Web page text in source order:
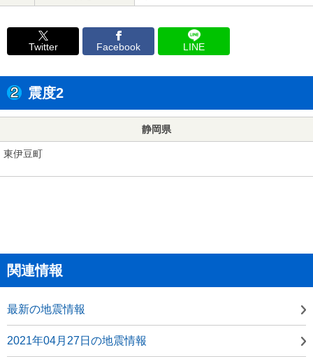
Twitter Facebook LINE
震度2
静岡県
東伊豆町
関連情報
最新の地震情報
2021年04月27日の地震情報